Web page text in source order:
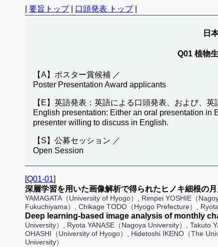
要旨トップ| 口頭発表 トップ|
日
Q01 植物
【A】ポスター賞候補 ／
Poster Presentation Award applicants
【E】英語発表：英語による口頭発表、および、
English presentation: Either an oral presentation in
presenter willing to discuss in English.
【S】公募セッション ／
Open Session
[Q01-01]
深層学習を用いた画像解析で得られたヒノキ細根の
YAMAGATA（University of Hyogo）, Rimpei YOSHIE（
Fukuchiyama）, Chikage TODO（Hyogo Prefecture）,
Deep learning-based image analysis of monthly
University）, Ryota YANASE（Nagoya University）, Takuto
OHASHI（University of Hyogo）, Hidetoshi IKENO（The
University）